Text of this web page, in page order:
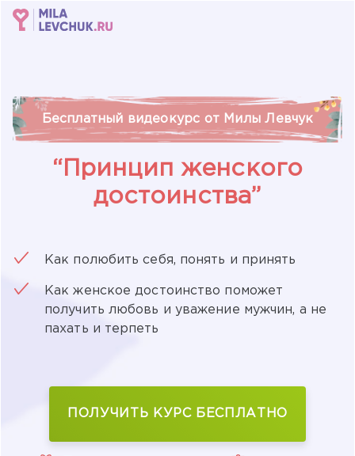
Бесплатный видеокурс от Милы Левчук
“Принцип женского
достоинства”
Как полюбить себя, понять и принять
Как женское достоинство поможет
получить любовь и уважение мужчин, а не
пахать и терпеть
ПОЛУЧИТЬ КУРС БЕСПЛАТНО